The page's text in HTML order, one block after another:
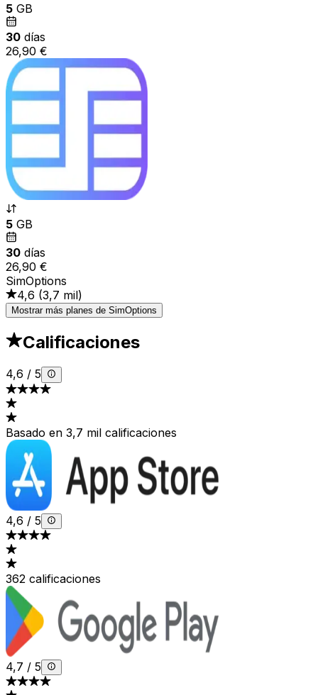
5 GB
30 días
26,90 €
5 GB
30 días
26,90 €
SimOptions
4,6 (3,7 mil)
Mostrar más planes de SimOptions
Calificaciones
4,6 / 5
Basado en 3,7 mil calificaciones
4,6 / 5
362 calificaciones
4,7 / 5